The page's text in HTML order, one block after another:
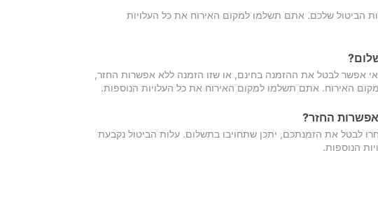
הביטול שלכם. אתם תשלמו למקום האירוח את כל העלויות
אפשר לבטל את ההזמנה בחינם, או שזו הזמנה ללא אפשרות החזר,
האירוח. אתם תשלמו למקום האירוח את כל העלויות הנוספות.
החזר?
לבטל את הזמנתכם, יתכן שתחויבו בתשלום. עלות הביטול נקבעת
הנוספות.